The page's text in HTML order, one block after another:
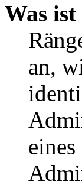
Was
an,